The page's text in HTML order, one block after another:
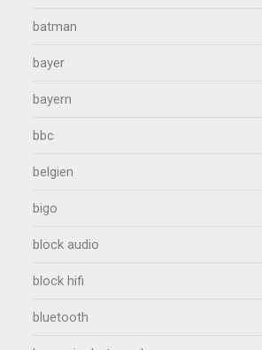
batman
bayer
bayern
bbc
belgien
bigo
block audio
block hifi
bluetooth